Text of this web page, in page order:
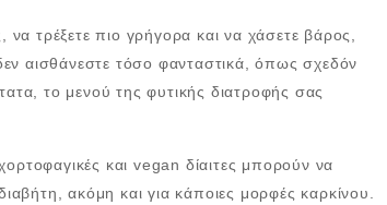
τρέξετε πιο γρήγορα και να χάσετε βάρος,
αισθάνεστε τόσο φανταστικά, όπως σχεδόν
το μενού της φυτικής διατροφής σας
και vegan δίαιτες μπορούν να
ακόμη και για κάποιες μορφές καρκίνου.